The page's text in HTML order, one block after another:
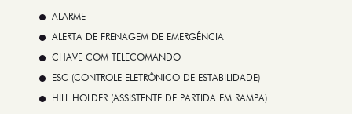
ALARME
ALERTA DE FRENAGEM DE EMERGÊNCIA
CHAVE COM TELECOMANDO
ESC (CONTROLE ELETRÔNICO DE ESTABILIDADE)
HILL HOLDER (ASSISTENTE DE PARTIDA EM RAMPA)